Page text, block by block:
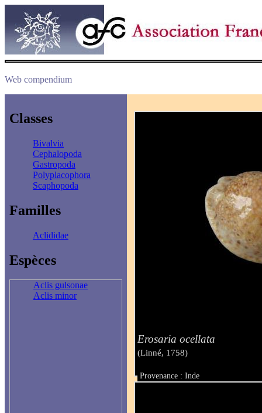
Web compendium
Classes
Bivalvia
Cephalopoda
Gastropoda
Polyplacophora
Scaphopoda
Familles
Aclididae
Espèces
Aclis gulsonae
Aclis minor
Erosaria ocellata
(Linné, 1758)
Provenance : Inde
Taille : 30 mm